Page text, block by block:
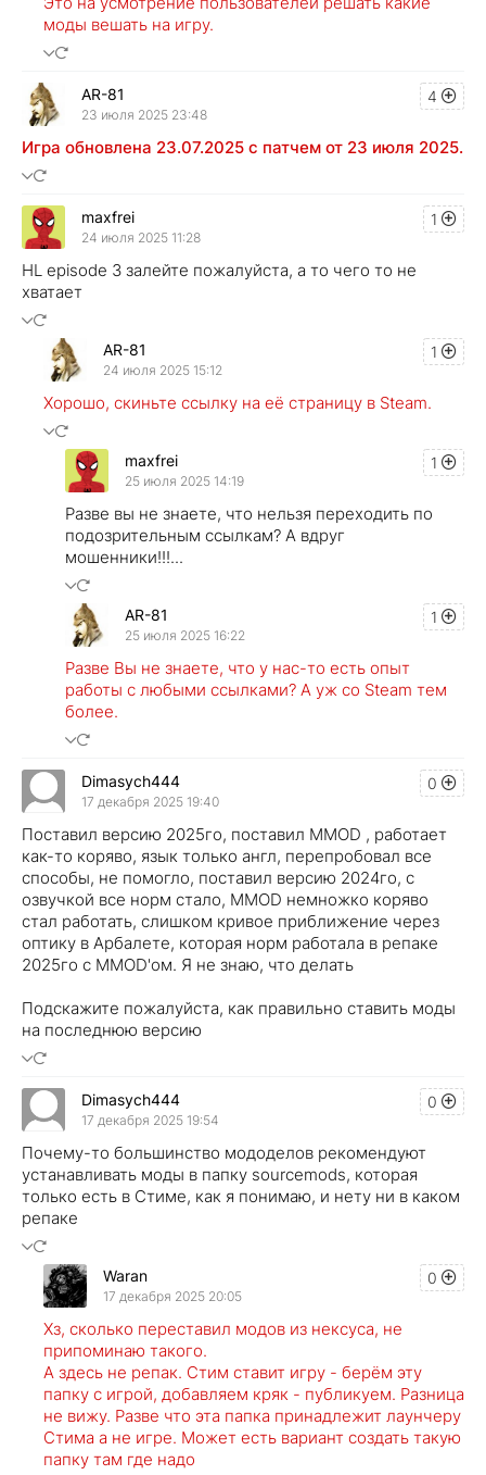
моды вешать на игру.
4
AR-81
23 июля 2025 23:48
Игра обновлена 23.07.2025 с патчем от 23 июля 2025.
1
maxfrei
24 июля 2025 11:28
HL episode 3 залейте пожалуйста, а то чего то не
хватает
1
AR-81
24 июля 2025 15:12
Хорошо, скиньте ссылку на её страницу в Steam.
1
maxfrei
25 июля 2025 14:19
Разве вы не знаете, что нельзя переходить по
подозрительным ссылкам? А вдруг
мошенники!!!...
1
AR-81
25 июля 2025 16:22
Разве Вы не знаете, что у нас-то есть опыт
работы с любыми ссылками? А уж со Steam тем
более.
0
Dimasych444
17 декабря 2025 19:40
Поставил версию 2025го, поставил MMOD , работает
как-то коряво, язык только англ, перепробовал все
способы, не помогло, поставил версию 2024го, с
озвучкой все норм стало, MMOD немножко коряво
стал работать, слишком кривое приближение через
оптику в Арбалете, которая норм работала в репаке
2025го с MMOD'ом. Я не знаю, что делать
Подскажите пожалуйста, как правильно ставить моды
на последнюю версию
0
Dimasych444
17 декабря 2025 19:54
Почему-то большинство мододелов рекомендуют
устанавливать моды в папку sourcemods, которая
только есть в Стиме, как я понимаю, и нету ни в каком
репаке
0
Waran
17 декабря 2025 20:05
Хз, сколько переставил модов из нексуса, не
припоминаю такого.
А здесь не репак. Стим ставит игру - берём эту
папку с игрой, добавляем кряк - публикуем. Разница
не вижу. Разве что эта папка принадлежит лаунчеру
Стима а не игре. Может есть вариант создать такую
папку там где надо